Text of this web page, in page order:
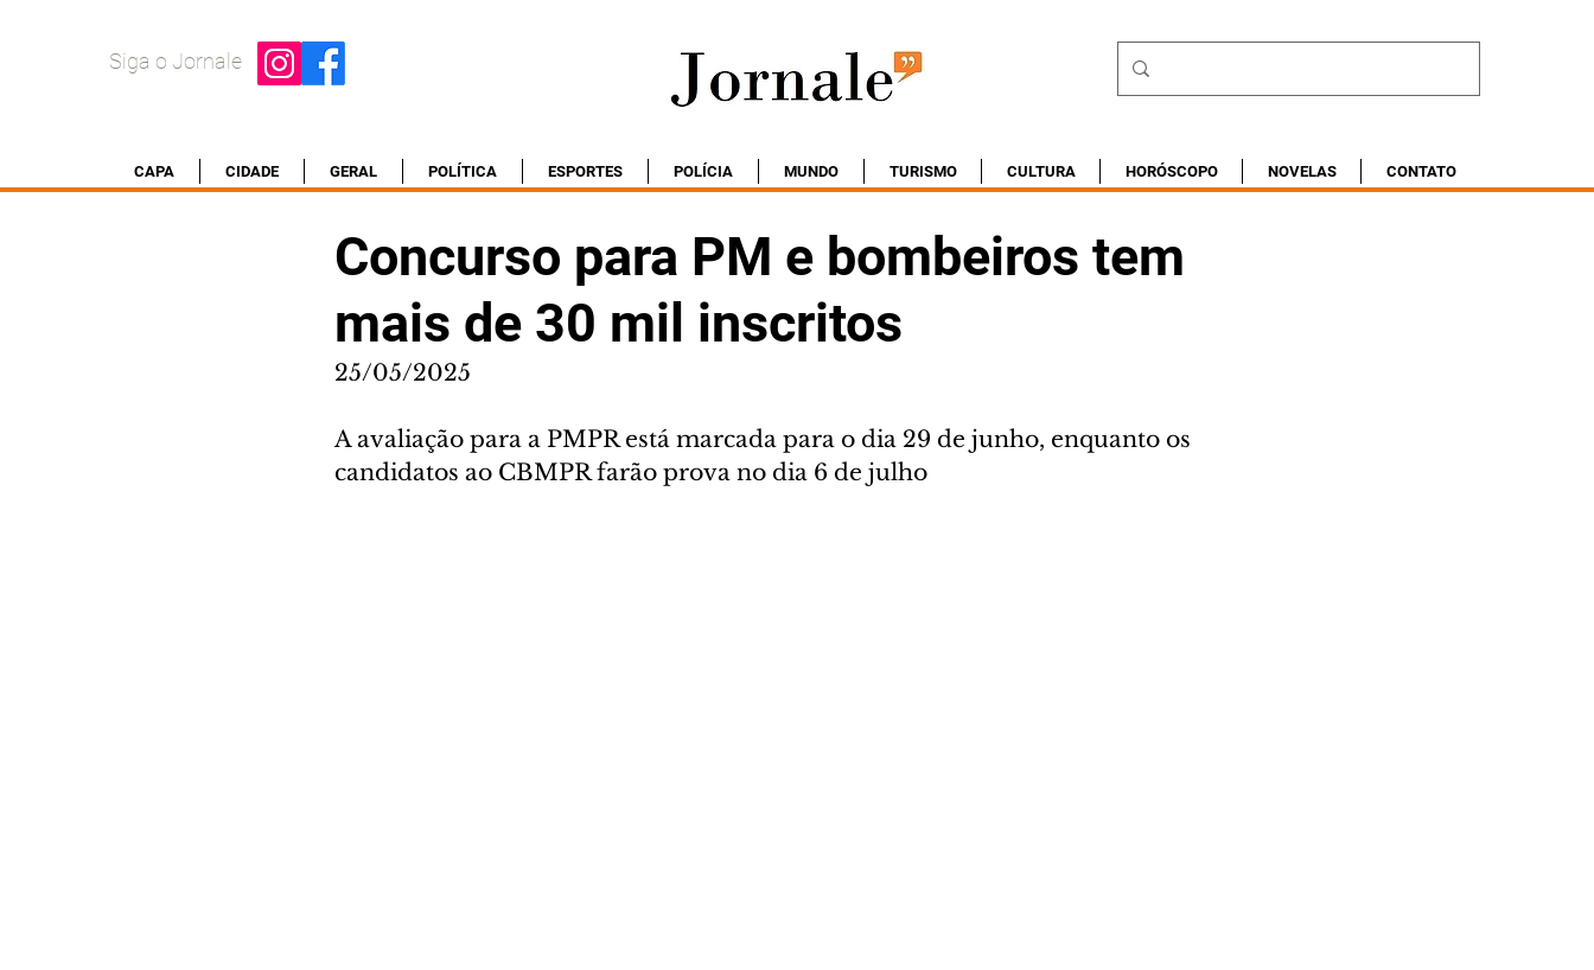
Siga o Jornale
CAPA CIDADE GERAL POLÍTICA ESPORTES POLÍCIA MUNDO TURISMO CULTURA HORÓSCOPO NOVELAS CONTATO
Concurso para PM e bombeiros tem
mais de 30 mil inscritos
25/05/2025
A avaliação para a PMPR está marcada para o dia 29 de junho, enquanto os
candidatos ao CBMPR farão prova no dia 6 de julho